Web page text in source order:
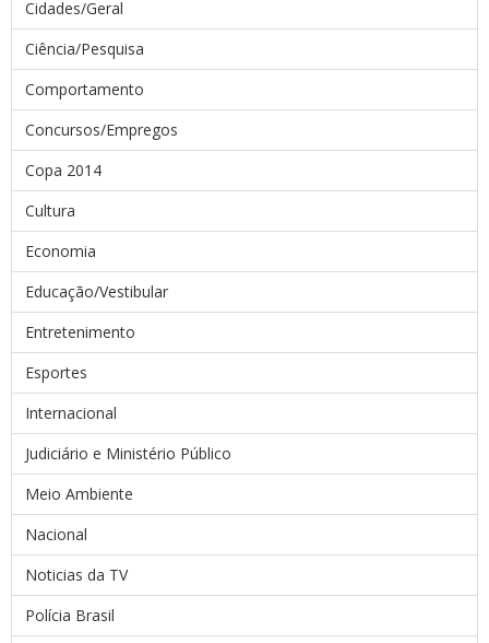
Cidades/Geral
Ciência/Pesquisa
Comportamento
Concursos/Empregos
Copa 2014
Cultura
Economia
Educação/Vestibular
Entretenimento
Esportes
Internacional
Judiciário e Ministério Público
Meio Ambiente
Nacional
Noticias da TV
Polícia Brasil